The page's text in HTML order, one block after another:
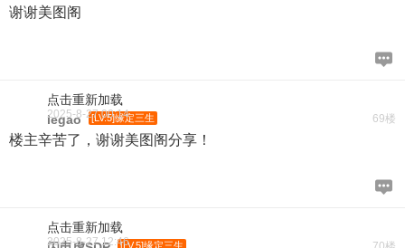
谢谢美图阁
点击重新加载
69楼
legao [LV.5]缘定三生
2025-8-27 00:14
楼主辛苦了，谢谢美图阁分享！
点击重新加载
[LV.5]缘定三生
2025-8-27 12:46